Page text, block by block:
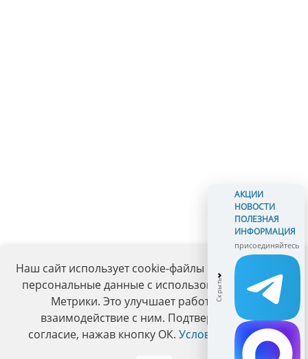
Наш сайт использует cookie-файлы и обрабатывает
персональные данные с использованием Яндекс
Метрики. Это улучшает работу сайта и
взаимодействие с ним. Подтвердите ваше
согласие, нажав кнопку ОК. Условия политики.
АКЦИИ
НОВОСТИ
ПОЛЕЗНАЯ
ИНФОРМАЦИЯ
присоединяйтесь